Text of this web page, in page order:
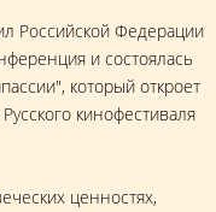
Российской Федерации
и состоялась
который откроет
кинофестиваля
ценностях,